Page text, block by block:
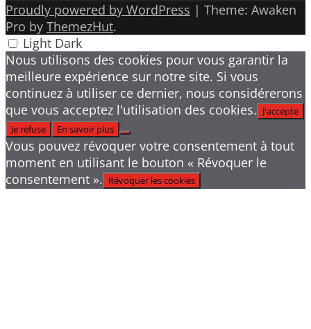
Proudly powered by WordPress | Theme: Awaken
Pro by ThemezHut.
Light Dark
Nous utilisons des cookies pour vous garantir la
meilleure expérience sur notre site. Si vous
continuez à utiliser ce dernier, nous considérerons
que vous acceptez l'utilisation des cookies. J'accepte
Je refuse
En savoir plus
Vous pouvez révoquer votre consentement à tout
moment en utilisant le bouton « Révoquer le
consentement ». Révoquer les cookies